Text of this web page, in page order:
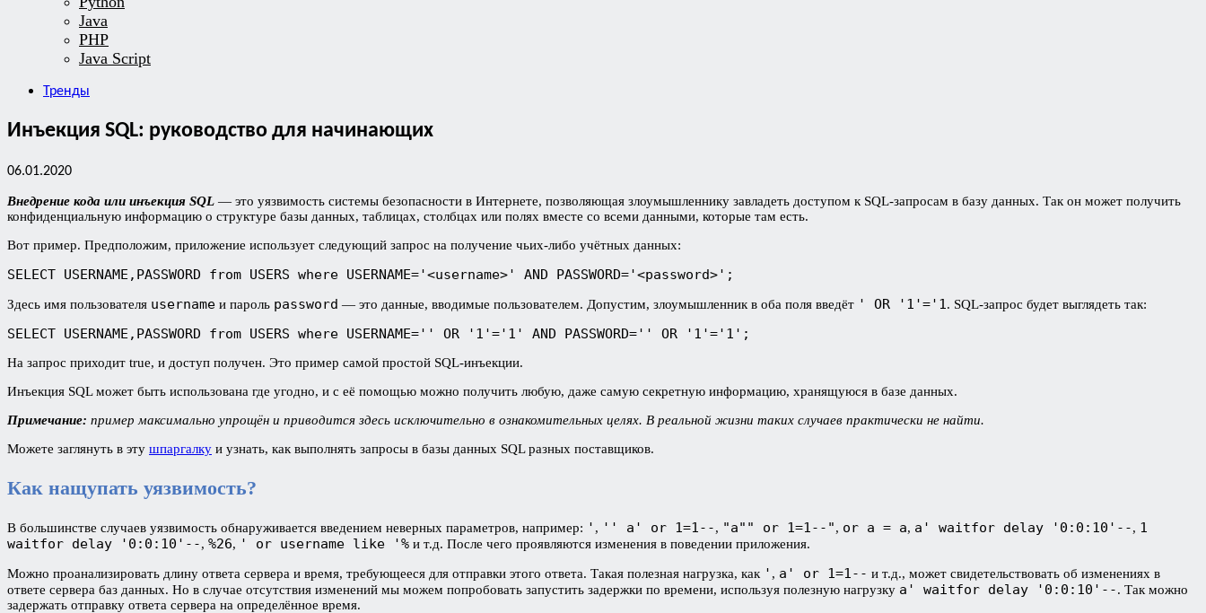
Java
PHP
Java Script
Тренды
Инъекция SQL: руководство для начинающих
06.01.2020
Внедрение кода или инъекция SQL — это уязвимость системы безопасности в Интернете, позволяющая злоумышленнику завладеть доступом к SQL-запросам в базу данных. Так он может получить
конфиденциальную информацию о структуре базы данных, таблицах, столбцах или полях вместе со всеми данными, которые там есть.
Вот пример. Предположим, приложение использует следующий запрос на получение чьих-либо учётных данных:
SELECT USERNAME,PASSWORD from USERS where USERNAME='<username>' AND PASSWORD='<password>';
Здесь имя пользователя username и пароль password — это данные, вводимые пользователем. Допустим, злоумышленник в оба поля введёт ' OR '1'='1. SQL-запрос будет выглядеть так:
SELECT USERNAME,PASSWORD from USERS where USERNAME='' OR '1'='1' AND PASSWORD='' OR '1'='1';
На запрос приходит true, и доступ получен. Это пример самой простой SQL-инъекции.
Инъекция SQL может быть использована где угодно, и с её помощью можно получить любую, даже самую секретную информацию, хранящуюся в базе данных.
Примечание: пример максимально упрощён и приводится здесь исключительно в ознакомительных целях. В реальной жизни таких случаев практически не найти.
Можете заглянуть в эту шпаргалку и узнать, как выполнять запросы в базы данных SQL разных поставщиков.
Как нащупать уязвимость?
В большинстве случаев уязвимость обнаруживается введением неверных параметров, например: ' , '' a' or 1=1--, "a"" or 1=1--", or a = a, a' waitfor delay '0:0:10'--, 1
waitfor delay '0:0:10'--, %26, ' or username like '% и т.д. После чего проявляются изменения в поведении приложения.
Можно проанализировать длину ответа сервера и время, требующееся для отправки этого ответа. Такая полезная нагрузка, как ' , a' or 1=1-- и т.д., может свидетельствовать об изменениях в
ответе сервера баз данных. Но в случае отсутствия изменений мы можем попробовать запустить задержки по времени, используя полезную нагрузку a' waitfor delay '0:0:10'--. Так можно
задержать отправку ответа сервера на определённое время.